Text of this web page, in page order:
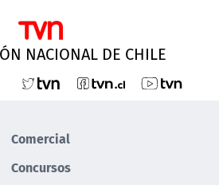
NACIONAL DE CHILE
Comercial
Concursos